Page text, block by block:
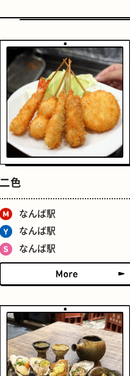
おいもス
二色
なんば駅
なんば駅
なんば駅